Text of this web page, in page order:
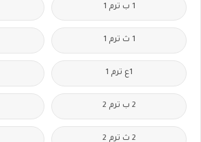
1 ب ترم 1
1 ث ترم 1
1ع ترم 1
2 ب ترم 2
2 ث ترم 2